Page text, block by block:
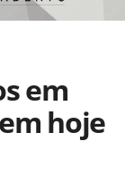
em
hoje